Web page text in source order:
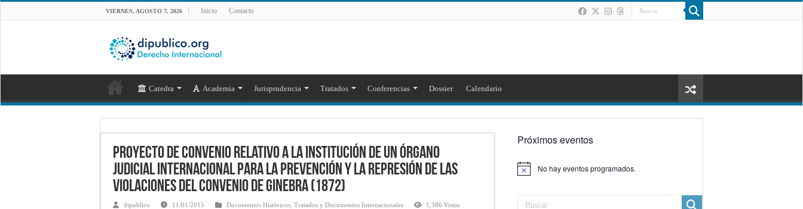
VIERNES, AGOSTO 7, 2026 Inicio Contacto
Catedra Academia Jurisprudencia Tratados Conferencias Dossier Calendario
Proyecto de convenio relativo a la institución de un órgano
judicial internacional para la prevención y la represión de las
violaciones del Convenio de Ginebra (1872)
dipublico 11/01/2015 Documentos Históricos Tratados y Documentos Internacionales 1,386 Vistas
Próximos eventos
Aviso No hay eventos programados.